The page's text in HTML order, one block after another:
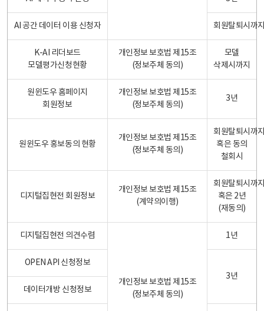
AI 공간 데이터 이용 신청자 회원탈퇴시까
K-AI 리더보드
모델평가신청현황
개인정보 보호법 제15조
(정보주체 동의)
모델
삭제시까지
원윈도우 홈페이지
회원정보
개인정보 보호법 제15조
(정보주체 동의)
3년
원윈도우 홍보동의 현황
개인정보 보호법 제15조
(정보주체 동의)
회원탈퇴시까
혹은 동의
철회시
디지털집현전 회원정보
개인정보 보호법 제15조
(계약의이행)
회원탈퇴시까
혹은 2년
(재동의)
디지털집현전 의견수렴
개인정보 보호법 제15조
(정보주체 동의)
1년
OPEN API 신청정보
3년
데이터개방 신청정보